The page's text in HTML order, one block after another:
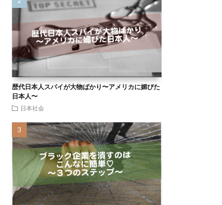
歴代日本人スパイが大物ばかり〜アメリカに媚びた
日本人〜
日本社会